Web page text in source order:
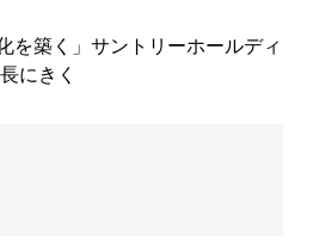
を築く」サントリーホールディ
にきく